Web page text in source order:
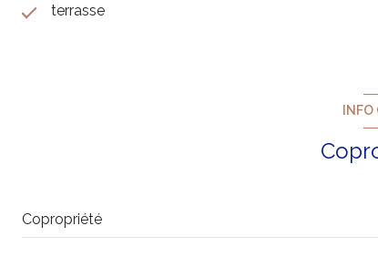
terrasse
Copropriété